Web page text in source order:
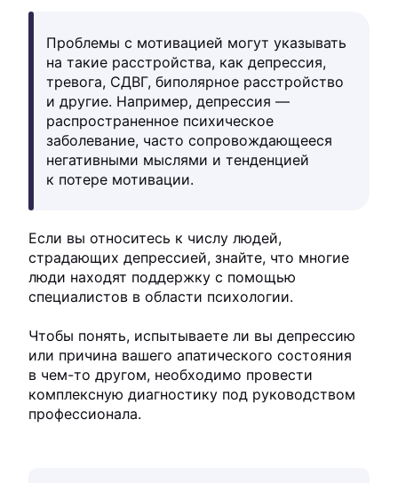
Проблемы с мотивацией могут указывать
на такие расстройства, как депрессия,
тревога, СДВГ, биполярное расстройство
и другие. Например, депрессия —
распространенное психическое
заболевание, часто сопровождающееся
негативными мыслями и тенденцией
к потере мотивации.
Если вы относитесь к числу людей,
страдающих депрессией, знайте, что многие
люди находят поддержку с помощью
специалистов в области психологии.
Чтобы понять, испытываете ли вы депрессию
или причина вашего апатического состояния
в чем-то другом, необходимо провести
комплексную диагностику под руководством
профессионала.